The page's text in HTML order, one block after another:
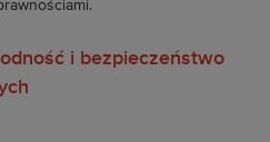
i bezpieczeństwo